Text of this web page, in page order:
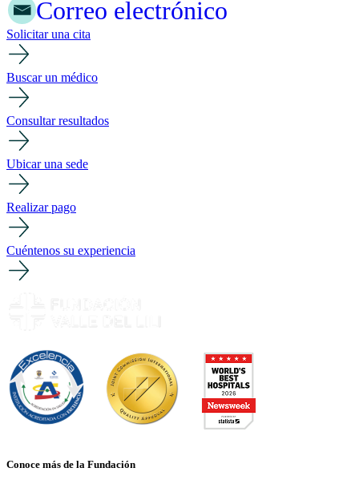
Correo electrónico
Solicitar una cita
Buscar un médico
Consultar resultados
Ubicar una sede
Realizar pago
Cuéntenos su experiencia
Conoce más de la Fundación